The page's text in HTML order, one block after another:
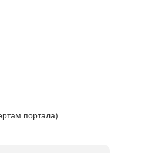
портала).